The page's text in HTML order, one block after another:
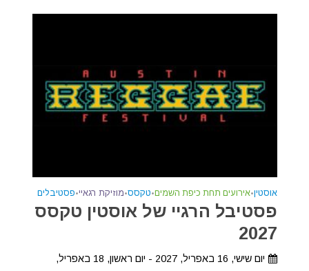
אוסטין•אירועים תחת כיפת השמים•טקסס•מוזיקת רגאיי•פסטיבלים
פסטיבל הרגיי של אוסטין טקסס
2027
יום שישי, 16 באפריל, 2027 - יום ראשון, 18 באפריל,